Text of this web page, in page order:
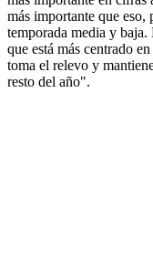
más importante que eso,
temporada media y
que está más centrado
toma el relevo y
resto del año".